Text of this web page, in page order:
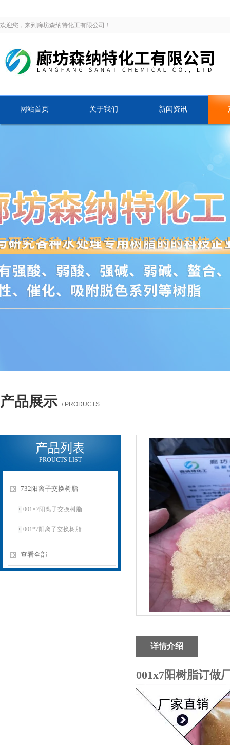
欢迎您，来到廊坊森纳特化工有限公司！
网站首页 关于我们 新闻资讯
产品展示 / PRODUCTS
产品列表
PROUCTS LIST
732阳离子交换树脂
001×7阳离子交换树脂
001*7阳离子交换树脂
查看全部
详情介绍
001x7阳树脂订做